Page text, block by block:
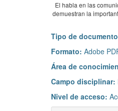
El habla en las
demuestran la
Tipo de
Formato: Adobe
Área de
Campo disciplinar:
Nivel de acceso: